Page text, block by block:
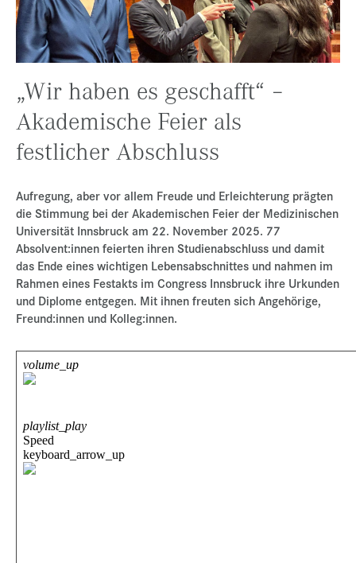
Presse
Jobs
Kontakt
Datenschutz
„Wir haben es geschafft“ –
Akademische Feier als
festlicher Abschluss
Aufregung, aber vor allem Freude und Erleichterung prägten
die Stimmung bei der Akademischen Feier der Medizinischen
Universität Innsbruck am 22. November 2025. 77
Absolvent:innen feierten ihren Studienabschluss und damit
das Ende eines wichtigen Lebensabschnittes und nahmen im
Rahmen eines Festakts im Congress Innsbruck ihre Urkunden
und Diplome entgegen. Mit ihnen freuten sich Angehörige,
Freund:innen und Kolleg:innen.